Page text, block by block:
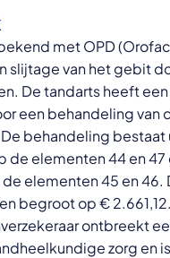
moet proactief
bieden bij
opslag op de zorgpremie
betalen en bied
zoals automatische
overheid schulden,
zorg
met OPD
slijtage van het gebit
De tandarts heeft een
een behandeling van
De behandeling
de elementen 44 en
de elementen 45 en
begroot op €
ontbreekt
zorg en